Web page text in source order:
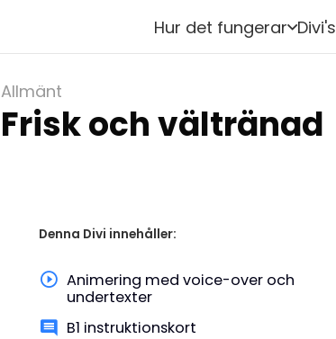
Hur det fungerar Divi's
Allmänt
Frisk och vältränad
Denna Divi innehåller:
Animering med voice-over och
undertexter
B1 instruktionskort